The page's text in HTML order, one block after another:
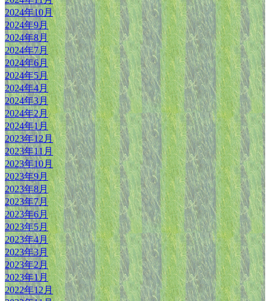
2024年10月
2024年9月
2024年8月
2024年7月
2024年6月
2024年5月
2024年4月
2024年3月
2024年2月
2024年1月
2023年12月
2023年11月
2023年10月
2023年9月
2023年8月
2023年7月
2023年6月
2023年5月
2023年4月
2023年3月
2023年2月
2023年1月
2022年12月